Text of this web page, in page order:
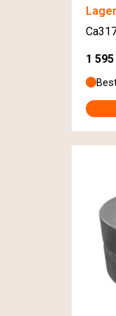
Lager
1 595